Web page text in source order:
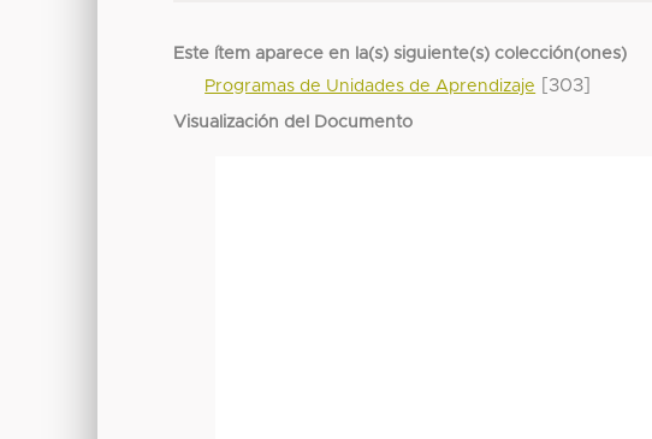
Este ítem aparece en la(s) siguiente(s) colección(ones)
Programas de Unidades de Aprendizaje
[303]
Visualización del Documento